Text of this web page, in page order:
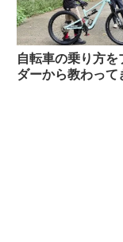
自転車の乗り方を
ダーから教わって